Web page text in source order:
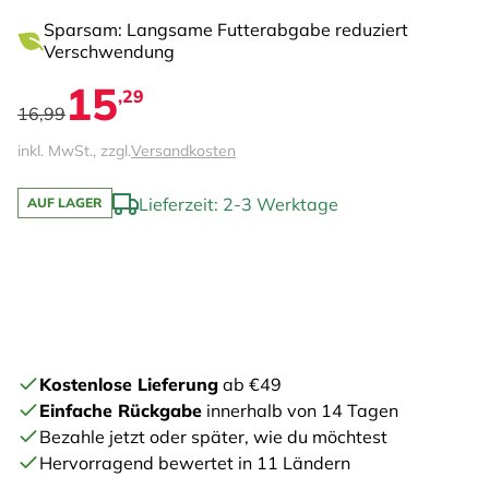
Sparsam: Langsame Futterabgabe reduziert
Verschwendung
16,99 15,29
inkl. MwSt., zzgl.Versandkosten
AUF LAGER Lieferzeit: 2-3 Werktage
Kostenlose Lieferung ab €49
Einfache Rückgabe innerhalb von 14 Tagen
Bezahle jetzt oder später, wie du möchtest
Hervorragend bewertet in 11 Ländern